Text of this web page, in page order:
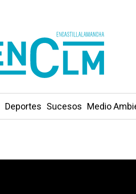
Deportes Sucesos Medio